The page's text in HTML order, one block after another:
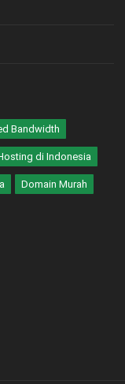
Bandwidth
di Indonesia
Domain Murah